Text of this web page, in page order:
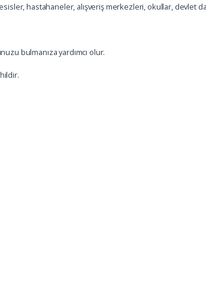
hastahaneler, alışveriş merkezleri, okullar, devlet
bulmanıza yardımcı olur.